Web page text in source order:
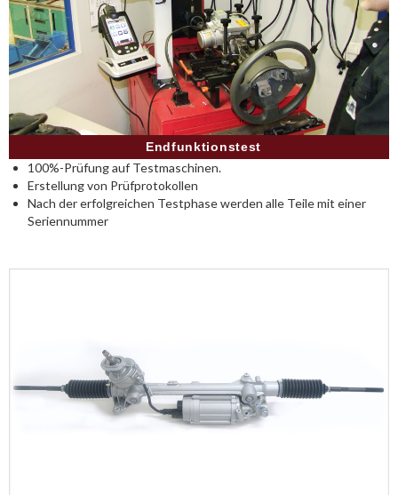
Endfunktionstest
100%-Prüfung auf Testmaschinen.
Erstellung von Prüfprotokollen
Nach der erfolgreichen Testphase werden alle Teile mit einer
Seriennummer